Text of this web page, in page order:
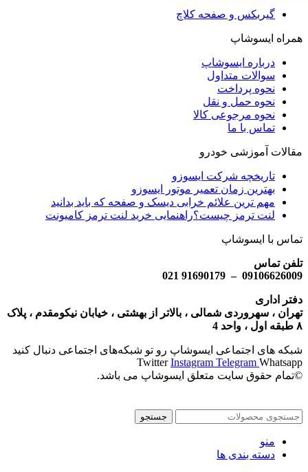
گیربکس و صفحه کلاچ
همراه ایسوشاپ
درباره ایسوشاپ
سوالات متداول
نحوه پرداخت
نحوه حمل و نقل
نحوه مرجوعی کالا
تماس با ما
مقالات آموزشی خودرو
تاریخچه شرکت ایسوزو
بهترین زمان تعمیر موتور ایسوزو
مهم ترین علائم خرابی دیسک و صفحه که باید بدانید
لنت ترمز چیست؟راهنمایی خرید لنت ترمز کامیونت
تماس با ایسوشاپ
تلفن تماس
09106626009 – 91690179 021
دفتر اداری
تهران ، سهروردی شمالی ، بالاتر از بهشتی ، خیابان نیکومقدم ، پلاک
۸ طبقه اول ، واحد 4
شبکه‌ های اجتماعی ایسوشاپ رو تو شبکه‌های اجتماعی دنبال کنید
TwitterInstagram Telegram Whatsapp
©تمام حقوق سایت متعلق ایسوشاپ می باشد.
جستجو
منو
دسته بندی ها